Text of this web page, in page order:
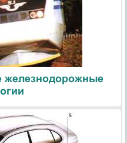
железнодорожные